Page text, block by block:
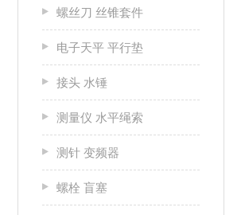
螺丝刀 丝锥套件
电子天平 平行垫
接头 水锤
测量仪 水平绳索
测针 变频器
螺栓 盲塞